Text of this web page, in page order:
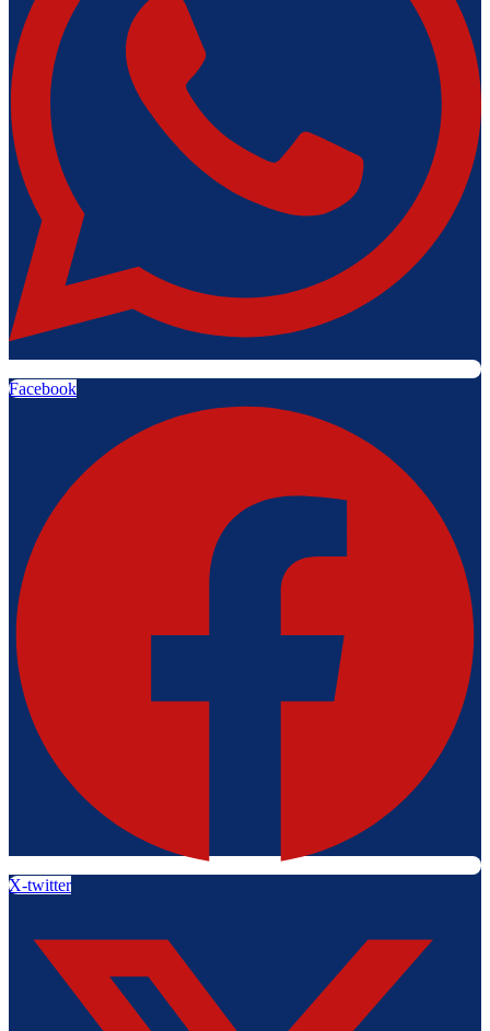
Facebook
X-twitter